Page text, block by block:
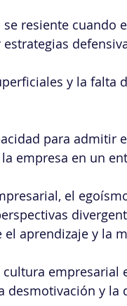
resiente cuando
y la falta
para admitir
empresa en un
el
aprendizaje y la
cultura
desmotivación y la